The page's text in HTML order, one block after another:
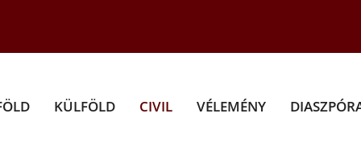
KÜLFÖLD CIVIL VÉLEMÉNY